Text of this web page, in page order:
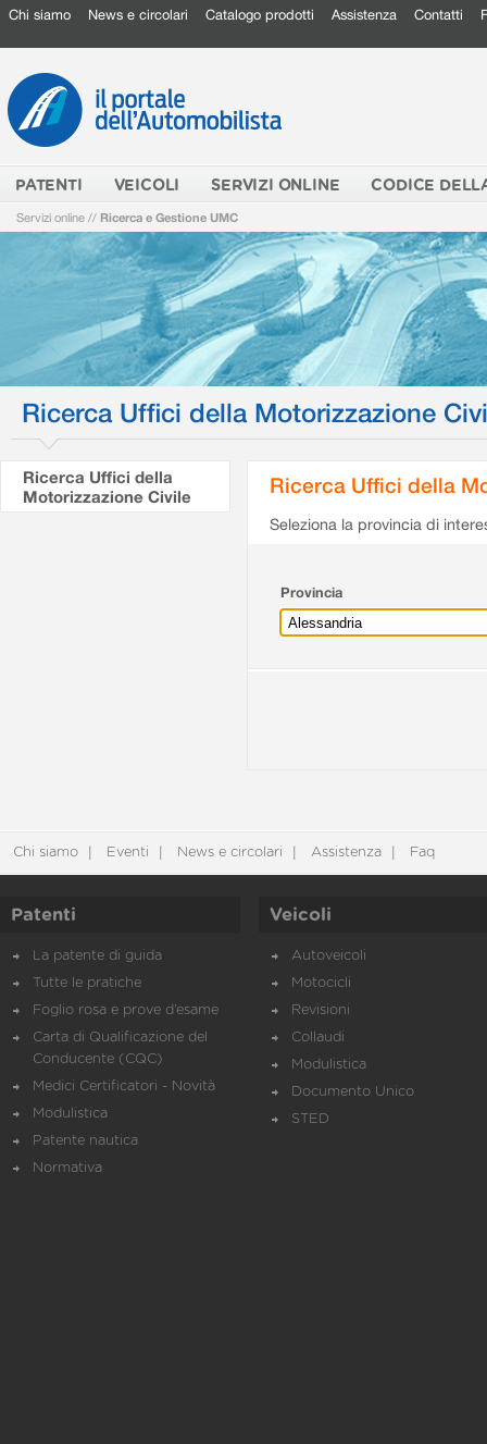
Chi siamo News e circolari Catalogo prodotti Assistenza Contatti
PATENTI VEICOLI SERVIZI ONLINE CODICE
Servizi online // Ricerca e Gestione UMC
Ricerca Uffici della Motorizzazione
Ricerca Uffici della
Motorizzazione Civile
Ricerca Uffici della
Seleziona la provincia di
Provincia
Chi siamo Eventi News e circolari Assistenza Faq
Patenti
La patente di guida
Tutte le pratiche
Foglio rosa e prove d’esame
Carta di Qualificazione del
Conducente (CQC)
Medici Certificatori - Novità
Modulistica
Patente nautica
Normativa
Veicoli
Autoveicoli
Motocicli
Revisioni
Collaudi
Modulistica
Documento Unico
STED